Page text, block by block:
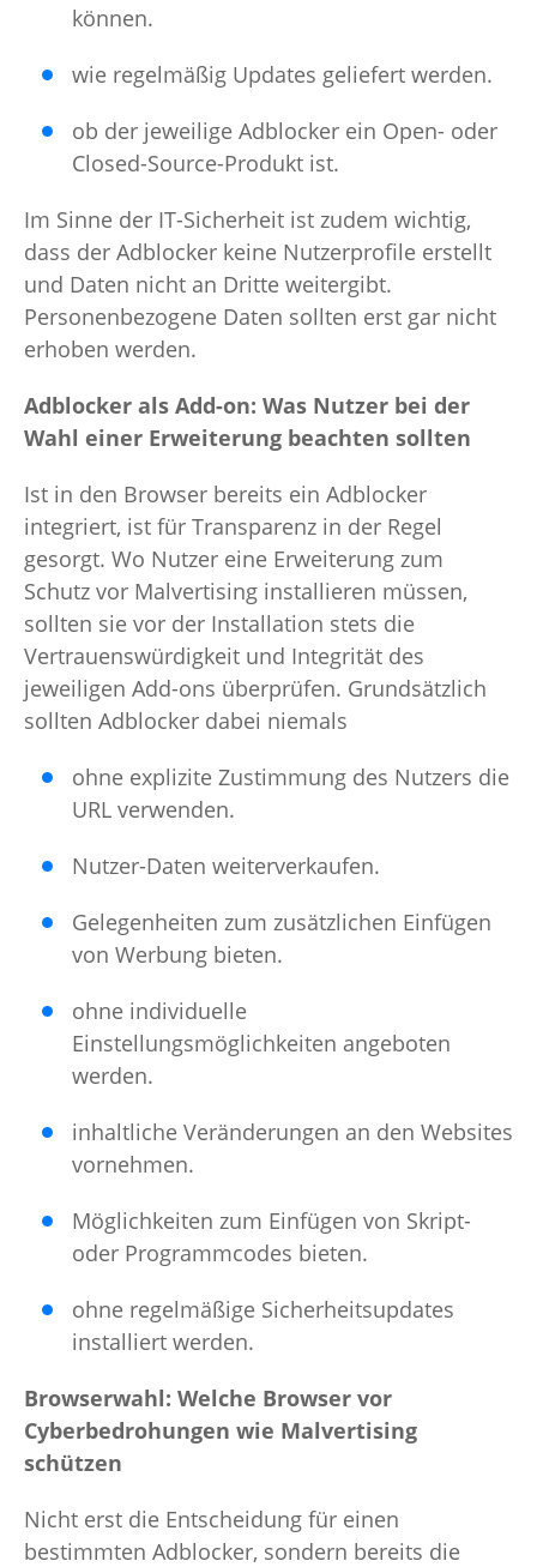
können.
wie regelmäßig Updates geliefert werden.
ob der jeweilige Adblocker ein Open- oder
Closed-Source-Produkt ist.
Im Sinne der IT-Sicherheit ist zudem wichtig,
dass der Adblocker keine Nutzerprofile erstellt
und Daten nicht an Dritte weitergibt.
Personenbezogene Daten sollten erst gar nicht
erhoben werden.
Adblocker als Add-on: Was Nutzer bei der
Wahl einer Erweiterung beachten sollten
Ist in den Browser bereits ein Adblocker
integriert, ist für Transparenz in der Regel
gesorgt. Wo Nutzer eine Erweiterung zum
Schutz vor Malvertising installieren müssen,
sollten sie vor der Installation stets die
Vertrauenswürdigkeit und Integrität des
jeweiligen Add-ons überprüfen. Grundsätzlich
sollten Adblocker dabei niemals
ohne explizite Zustimmung des Nutzers die
URL verwenden.
Nutzer-Daten weiterverkaufen.
Gelegenheiten zum zusätzlichen Einfügen
von Werbung bieten.
ohne individuelle
Einstellungsmöglichkeiten angeboten
werden.
inhaltliche Veränderungen an den Websites
vornehmen.
Möglichkeiten zum Einfügen von Skript-
oder Programmcodes bieten.
ohne regelmäßige Sicherheitsupdates
installiert werden.
Browserwahl: Welche Browser vor
Cyberbedrohungen wie Malvertising
schützen
Nicht erst die Entscheidung für einen
bestimmten Adblocker, sondern bereits die